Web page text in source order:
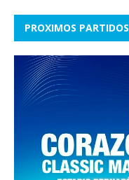
PROXIMOS PARTIDOS